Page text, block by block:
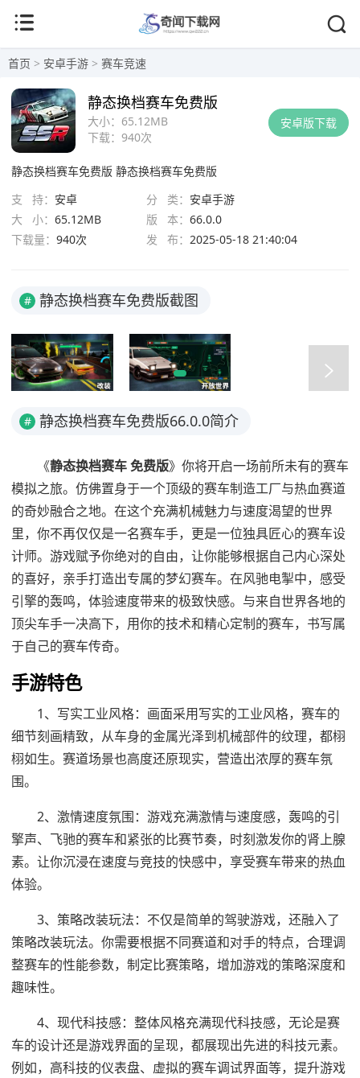
首页 > 安卓手游 > 赛车竞速
安卓版下载
大小： 65.12MB
下载： 940次
静态换档赛车免费版
静态换档赛车免费版 静态换档赛车免费版
支 持： 安卓 分 类： 安卓手游
大 小： 65.12MB 版 本： 66.0.0
下载量： 940次 发 布： 2025-05-18 21:40:04
# 静态换档赛车免费版截图
# 静态换档赛车免费版66.0.0简介
《静态换档赛车 免费版》你将开启一场前所未有的赛车
模拟之旅。仿佛置身于一个顶级的赛车制造工厂与热血赛道
的奇妙融合之地。在这个充满机械魅力与速度渴望的世界
里，你不再仅仅是一名赛车手，更是一位独具匠心的赛车设
计师。游戏赋予你绝对的自由，让你能够根据自己内心深处
的喜好，亲手打造出专属的梦幻赛车。在风驰电掣中，感受
引擎的轰鸣，体验速度带来的极致快感。与来自世界各地的
顶尖车手一决高下，用你的技术和精心定制的赛车，书写属
于自己的赛车传奇。
手游特色
1、写实工业风格：画面采用写实的工业风格，赛车的
细节刻画精致，从车身的金属光泽到机械部件的纹理，都栩
栩如生。赛道场景也高度还原现实，营造出浓厚的赛车氛
围。
2、激情速度氛围：游戏充满激情与速度感，轰鸣的引
擎声、飞驰的赛车和紧张的比赛节奏，时刻激发你的肾上腺
素。让你沉浸在速度与竞技的快感中，享受赛车带来的热血
体验。
3、策略改装玩法：不仅是简单的驾驶游戏，还融入了
策略改装玩法。你需要根据不同赛道和对手的特点，合理调
整赛车的性能参数，制定比赛策略，增加游戏的策略深度和
趣味性。
4、现代科技感：整体风格充满现代科技感，无论是赛
车的设计还是游戏界面的呈现，都展现出先进的科技元素。
例如，高科技的仪表盘、虚拟的赛车调试界面等，提升游戏